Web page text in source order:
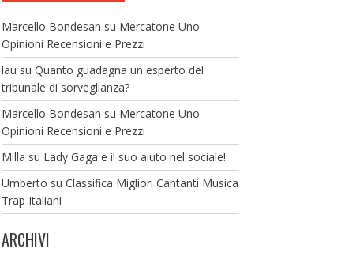
Marcello Bondesan su Mercatone Uno –
Opinioni Recensioni e Prezzi
lau su Quanto guadagna un esperto del
tribunale di sorveglianza?
Marcello Bondesan su Mercatone Uno –
Opinioni Recensioni e Prezzi
Milla su Lady Gaga e il suo aiuto nel sociale!
Umberto su Classifica Migliori Cantanti Musica
Trap Italiani
ARCHIVI